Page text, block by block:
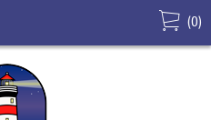
(0)